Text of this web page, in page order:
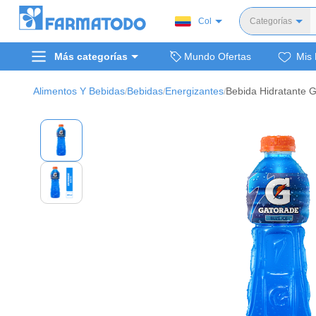
Col
Categorías
Cuidado
Alimentos y
Hogar,
Bienestar y
Más categorías Mundo Ofertas Mis
Alimentos Y Bebidas/Bebidas/Energizantes/